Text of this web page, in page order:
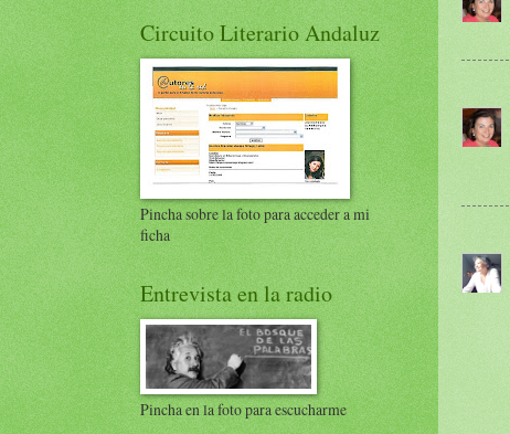
Circuito Literario Andaluz
Pincha sobre la foto para acceder a mi
ficha
Entrevista en la radio
Pincha en la foto para escucharme